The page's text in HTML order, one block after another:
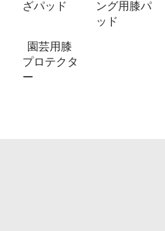
ざパッド
ング用膝パ
ッド
園芸用膝
プロテクタ
ー